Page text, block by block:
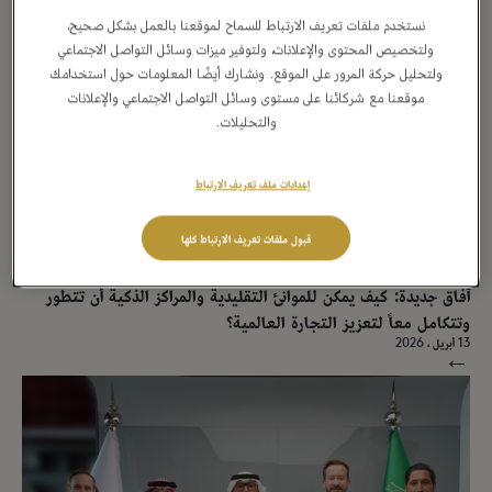
آفاق جديدة: كيف يمكن للموانئ التقليدية والمراكز الذكية أن تتطور
وتتكامل معاً لتعزيز التجارة العالمية؟
13 أبريل ، 2026
→
نستخدم ملفات تعريف الارتباط للسماح لموقعنا بالعمل بشكل صحيح،
ولتخصيص المحتوى والإعلانات، ولتوفير ميزات وسائل التواصل الاجتماعي
ولتحليل حركة المرور على الموقع. ونشارك أيضًا المعلومات حول استخدامك
موقعنا مع شركائنا على مستوى وسائل التواصل الاجتماعي والإعلانات
والتحليلات.
قبول ملفات تعريف الارتباط كلها
إعدادات ملف تعريف الارتباط